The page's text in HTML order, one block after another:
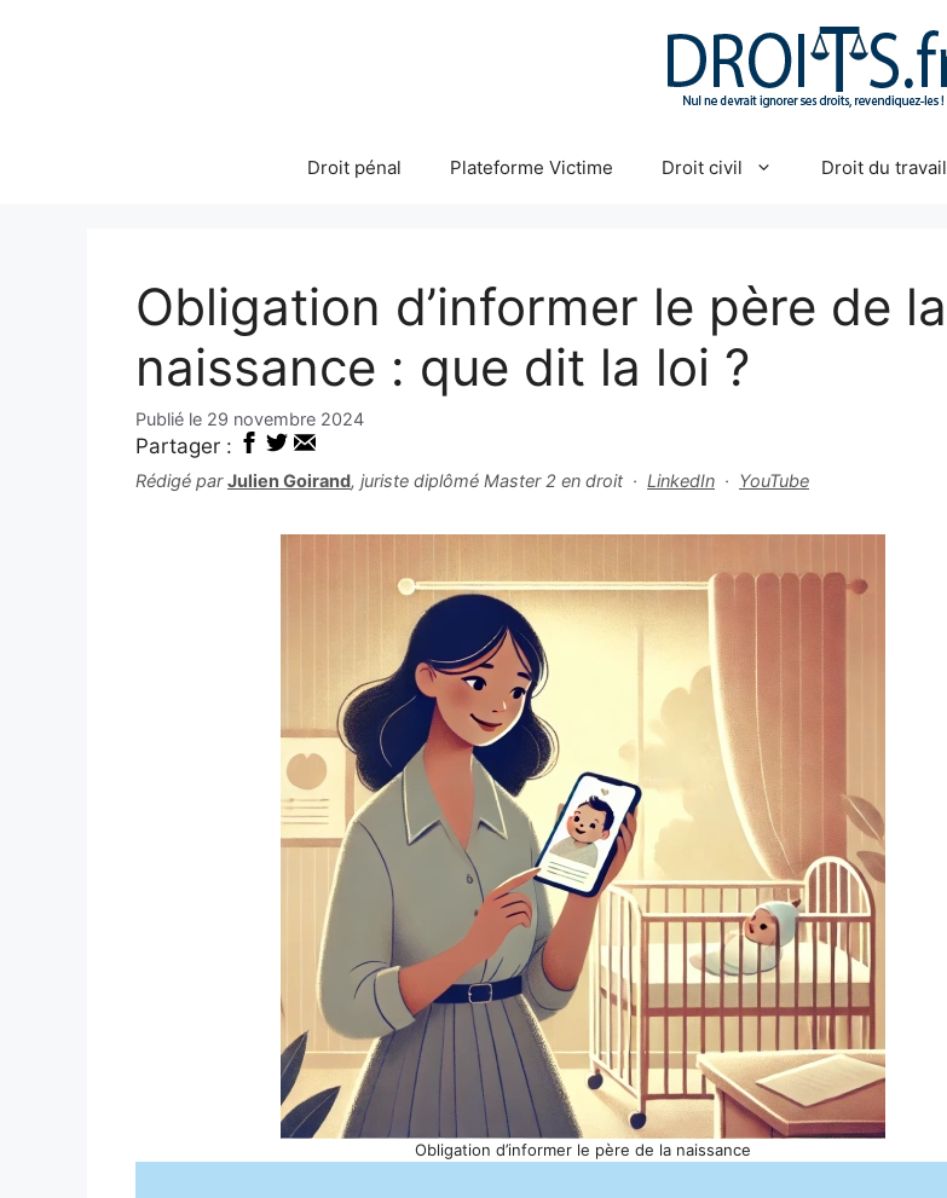
Droit pénal Plateforme Victime Droit civil Droit du travail
Obligation d’informer le père de la
naissance : que dit la loi ?
29 novembre 2024
Partager :
Rédigé parJulien Goirand, juriste diplômé Master 2 en droit · LinkedIn · YouTube
Obligation d’informer le père de la naissance